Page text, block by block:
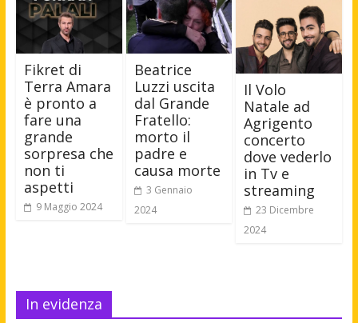
Fikret di
Terra Amara
è pronto a
fare una
grande
sorpresa che
non ti
aspetti
9 Maggio 2024
Beatrice
Luzzi uscita
dal Grande
Fratello:
morto il
padre e
causa morte
3 Gennaio
2024
Il Volo
Natale ad
Agrigento
concerto
dove vederlo
in Tv e
streaming
23 Dicembre
2024
In evidenza